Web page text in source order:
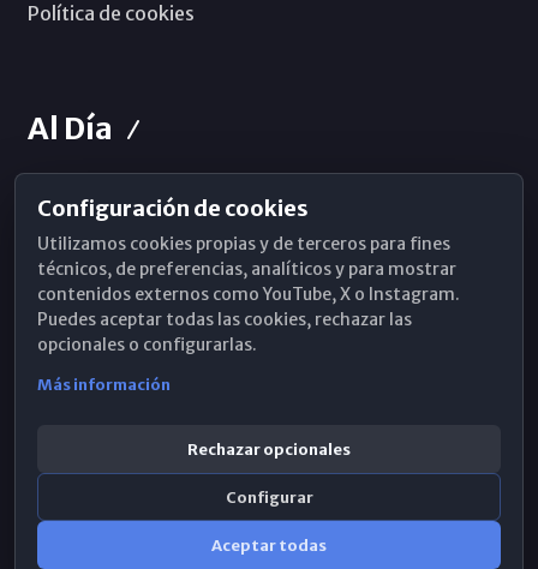
Política de cookies
Al Día
Horarios de Misa
Hemeroteca
WhatsApp
Configuración de cookies
Utilizamos cookies propias y de terceros para fines
técnicos, de preferencias, analíticos y para mostrar
contenidos externos como YouTube, X o Instagram.
Puedes aceptar todas las cookies, rechazar las
opcionales o configurarlas.
Más información
Rechazar opcionales
Configurar
Aceptar todas